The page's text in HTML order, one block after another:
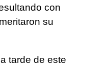
con
su
tarde de este